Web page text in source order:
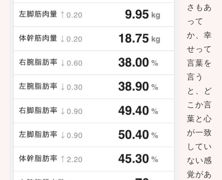
さもあ
って
か、幸
せって
言葉を
言う
と、ど
こか言
葉と心
が一致
してい
ない感
覚があ